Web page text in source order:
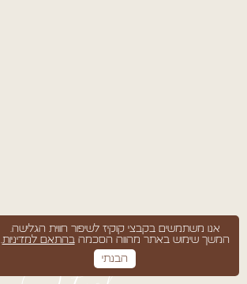
אנו משתמשים בקבצי קוקיז לשיפור חווית הגלישה.
המשך שימוש באתר מהווה הסכמהבהתאם למדיניות.
הבנתי